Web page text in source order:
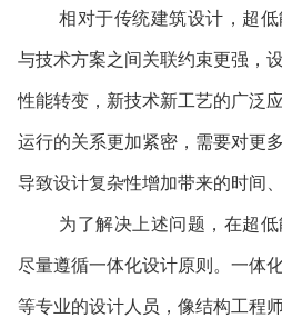
相对于传统建筑设计，超
与技术方案之间关联约束更强，
性能转变，新技术新工艺的广泛
运行的关系更加紧密，需要对更
导致设计复杂性增加带来的时间
为了解决上述问题，在超
尽量遵循一体化设计原则。一体
等专业的设计人员，像结构工程